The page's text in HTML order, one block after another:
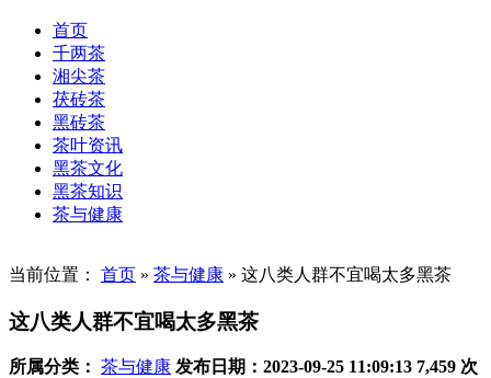
首页
千两茶
湘尖茶
茯砖茶
黑砖茶
茶叶资讯
黑茶文化
黑茶知识
茶与健康
当前位置： 首页 » 茶与健康 » 这八类人群不宜喝太多黑茶
这八类人群不宜喝太多黑茶
所属分类： 茶与健康 发布日期：2023-09-25 11:09:13 7,459 次